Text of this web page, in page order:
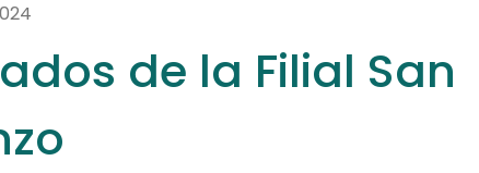
de la Filial San